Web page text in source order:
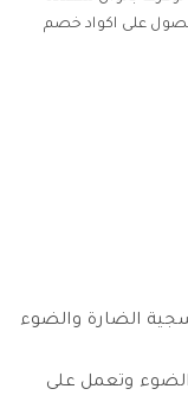
على اكواد خصم
الضارة والضوء
تعكس الضوء وتعمل على